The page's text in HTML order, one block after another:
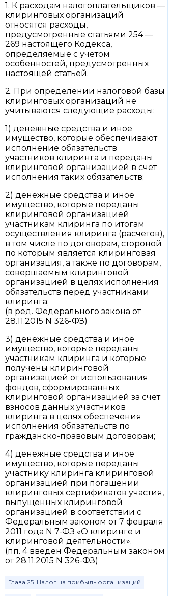
1. К расходам налогоплательщиков —
клиринговых организаций
относятся расходы,
предусмотренные статьями 254 —
269 настоящего Кодекса,
определяемые с учетом
особенностей, предусмотренных
настоящей статьей.
2. При определении налоговой базы
клиринговых организаций не
учитываются следующие расходы:
1) денежные средства и иное
имущество, которые обеспечивают
исполнение обязательств
участников клиринга и переданы
клиринговой организацией в счет
исполнения таких обязательств;
2) денежные средства и иное
имущество, которые переданы
клиринговой организацией
участникам клиринга по итогам
осуществления клиринга (расчетов),
в том числе по договорам, стороной
по которым является клиринговая
организация, а также по договорам,
совершаемым клиринговой
организацией в целях исполнения
обязательств перед участниками
клиринга;
(в ред. Федерального закона от
28.11.2015 N 326-ФЗ)
3) денежные средства и иное
имущество, которые переданы
участникам клиринга и которые
получены клиринговой
организацией от использования
фондов, сформированных
клиринговой организацией за счет
взносов данных участников
клиринга в целях обеспечения
исполнения обязательств по
гражданско-правовым договорам;
4) денежные средства и иное
имущество, которые переданы
участнику клиринга клиринговой
организацией при погашении
клиринговых сертификатов участия,
выпущенных клиринговой
организацией в соответствии с
Федеральным законом от 7 февраля
2011 года N 7-ФЗ «О клиринге и
клиринговой деятельности».
(пп. 4 введен Федеральным законом
от 28.11.2015 N 326-ФЗ)
Глава 25. Налог на прибыль организаций